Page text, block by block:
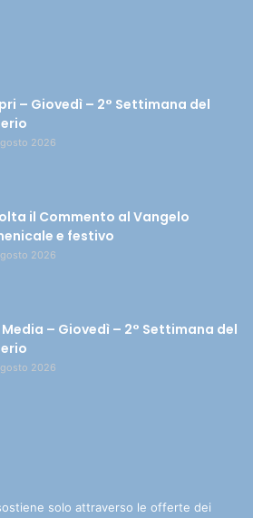
– Giovedì – 2° Settimana del
2026
il Commento al Vangelo
e festivo
2026
– Giovedì – 2° Settimana del
2026
solo attraverso le offerte dei